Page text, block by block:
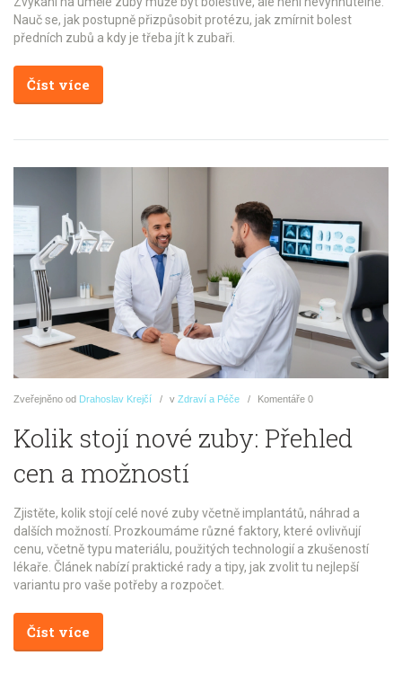
Nauč se, jak postupně přizpůsobit protézu, jak zmírnit bolest
předních zubů a kdy je třeba jít k zubaři.
Číst více
Zveřejněno od Drahoslav Krejčí v Zdraví a Péče Komentáře 0
Kolik stojí nové zuby: Přehled
cen a možností
Zjistěte, kolik stojí celé nové zuby včetně implantátů, náhrad a
dalších možností. Prozkoumáme různé faktory, které ovlivňují
cenu, včetně typu materiálu, použitých technologií a zkušeností
lékaře. Článek nabízí praktické rady a tipy, jak zvolit tu nejlepší
variantu pro vaše potřeby a rozpočet.
Číst více